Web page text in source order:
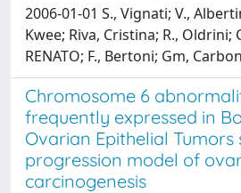
2006-01-01 S., Vignati; V.,
Kwee; Riva, Cristina; R., Oldrini;
RENATO; F., Bertoni; Gm,
Chromosome 6
frequently expressed in
Ovarian Epithelial Tumors
progression model of
carcinogenesis